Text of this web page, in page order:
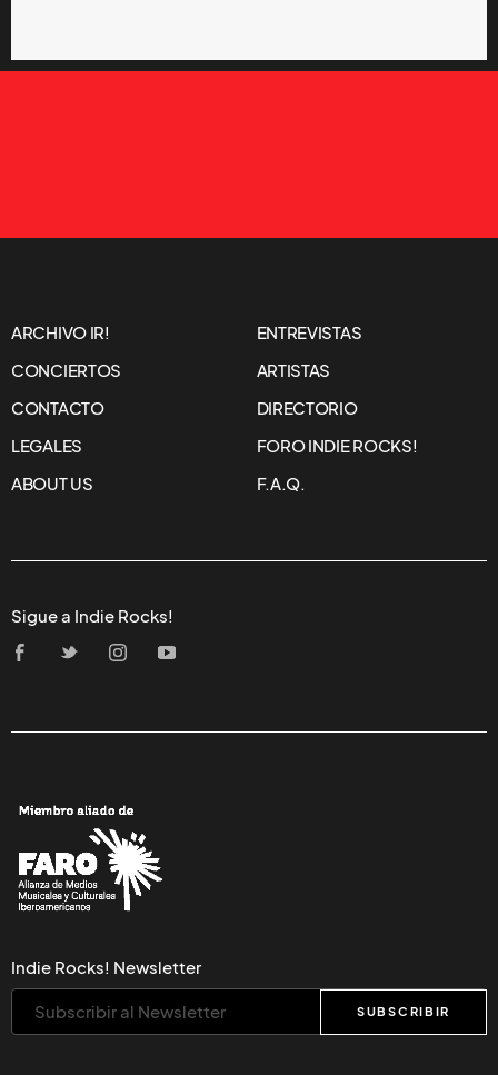
ARCHIVO IR!
ENTREVISTAS
CONCIERTOS
ARTISTAS
CONTACTO
DIRECTORIO
LEGALES
FORO INDIE ROCKS!
ABOUT US
F.A.Q.
Sigue a Indie Rocks!
Indie Rocks! Newsletter